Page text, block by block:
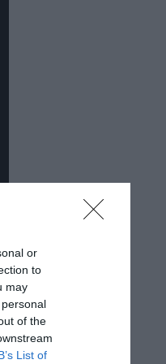
or
to
may
of the
List of